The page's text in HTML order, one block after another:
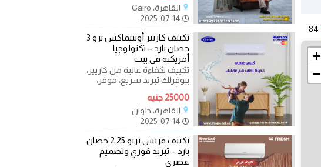
84
+
−
القاهرة، Cairo
2025-07-14
تكييف كاريير أوبتيماكس برو 3
حصان بارد – تكنولوجيا
أمريكية في بيت
تكييف بكفاءة عالية من كاريير،
بيوفرلك تبريد سريع، موفر،
وبيشتغل في هدوء تام. توفير
في استهلاك
25000 جنيه
القاهرة، حلوان
2025-07-14
تكييف فريش تربو 2.25 حصان
بارد – تبريد فوري وتصميم
عصري